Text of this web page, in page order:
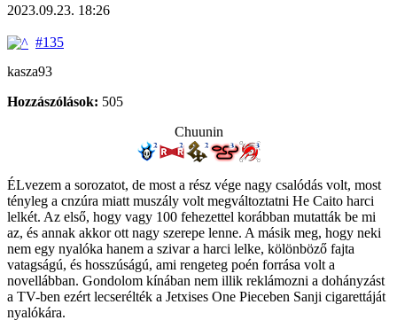
2023.09.23. 18:26
#135
kasza93
Hozzászólások: 505
Chuunin
ÉLvezem a sorozatot, de most a rész vége nagy csalódás volt, most
tényleg a cnzúra miatt muszály volt megváltoztatni He Caito harci
lelkét. Az első, hogy vagy 100 fehezettel korábban mutatták be mi
az, és annak akkor ott nagy szerepe lenne. A másik meg, hogy neki
nem egy nyalóka hanem a szivar a harci lelke, kölönböző fajta
vatagságú, és hosszúságú, ami rengeteg poén forrása volt a
novellábban. Gondolom kínában nem illik reklámozni a dohányzást
a TV-ben ezért lecserélték a Jetxises One Pieceben Sanji cigarettáját
nyalókára.